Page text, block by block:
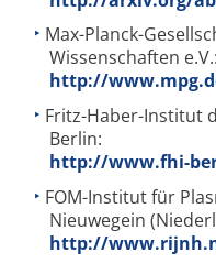
Max-Planck-
Wissenschaften e.V.:
http://
Fritz-Haber-Institut
Berlin:
http://www.fhi-
FOM-Institut für
Nieuwegein
http://